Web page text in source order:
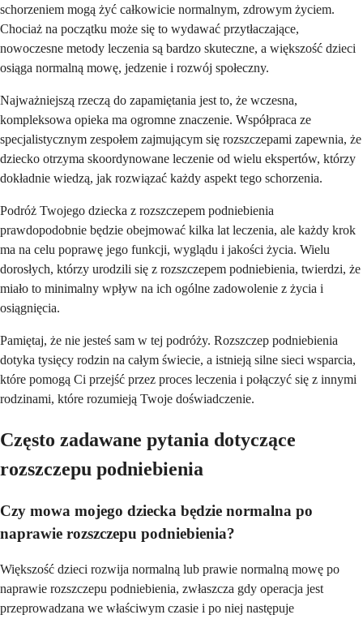
schorzeniem mogą żyć całkowicie normalnym, zdrowym życiem.
Chociaż na początku może się to wydawać przytłaczające,
nowoczesne metody leczenia są bardzo skuteczne, a większość dzieci
osiąga normalną mowę, jedzenie i rozwój społeczny.
Najważniejszą rzeczą do zapamiętania jest to, że wczesna,
kompleksowa opieka ma ogromne znaczenie. Współpraca ze
specjalistycznym zespołem zajmującym się rozszczepami zapewnia, że
dziecko otrzyma skoordynowane leczenie od wielu ekspertów, którzy
dokładnie wiedzą, jak rozwiązać każdy aspekt tego schorzenia.
Podróż Twojego dziecka z rozszczepem podniebienia
prawdopodobnie będzie obejmować kilka lat leczenia, ale każdy krok
ma na celu poprawę jego funkcji, wyglądu i jakości życia. Wielu
dorosłych, którzy urodzili się z rozszczepem podniebienia, twierdzi, że
miało to minimalny wpływ na ich ogólne zadowolenie z życia i
osiągnięcia.
Pamiętaj, że nie jesteś sam w tej podróży. Rozszczep podniebienia
dotyka tysięcy rodzin na całym świecie, a istnieją silne sieci wsparcia,
które pomogą Ci przejść przez proces leczenia i połączyć się z innymi
rodzinami, które rozumieją Twoje doświadczenie.
Często zadawane pytania dotyczące
rozszczepu podniebienia
Czy mowa mojego dziecka będzie normalna po
naprawie rozszczepu podniebienia?
Większość dzieci rozwija normalną lub prawie normalną mowę po
naprawie rozszczepu podniebienia, zwłaszcza gdy operacja jest
przeprowadzana we właściwym czasie i po niej następuje